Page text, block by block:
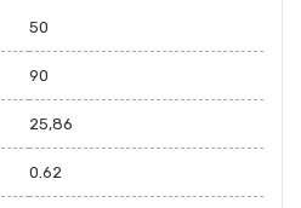
50
90
25,86
0.62